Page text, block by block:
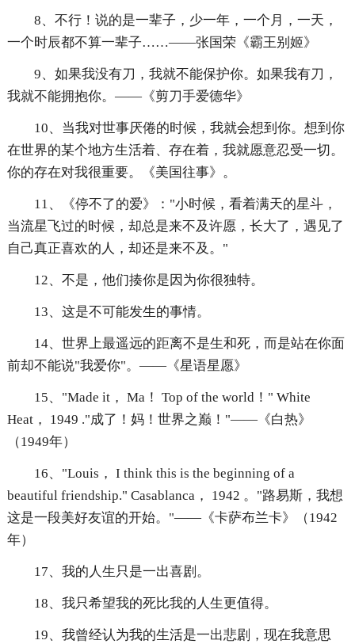
8、不行！说的是一辈子，少一年，一个月，一天，
一个时辰都不算一辈子……——张国荣《霸王别姬》
9、如果我没有刀，我就不能保护你。如果我有刀，
我就不能拥抱你。——《剪刀手爱德华》
10、当我对世事厌倦的时候，我就会想到你。想到你
在世界的某个地方生活着、存在着，我就愿意忍受一切。
你的存在对我很重要。《美国往事》。
11、《停不了的爱》："小时候，看着满天的星斗，
当流星飞过的时候，却总是来不及许愿，长大了，遇见了
自己真正喜欢的人，却还是来不及。"
12、不是，他们揍你是因为你很独特。
13、这是不可能发生的事情。
14、世界上最遥远的距离不是生和死，而是站在你面
前却不能说"我爱你"。——《星语星愿》
15、"Made it， Ma！ Top of the world！" White
Heat， 1949 ."成了！妈！世界之巅！"——《白热》
（1949年）
16、"Louis， I think this is the beginning of a
beautiful friendship." Casablanca， 1942 。"路易斯，我想
这是一段美好友谊的开始。"——《卡萨布兰卡》（1942
年）
17、我的人生只是一出喜剧。
18、我只希望我的死比我的人生更值得。
19、我曾经认为我的生活是一出悲剧，现在我意思